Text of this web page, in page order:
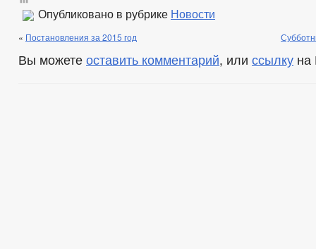
Опубликовано в рубрике Новости
« Постановления за 2015 год
Вы можете оставить комментарий, или ссылку на